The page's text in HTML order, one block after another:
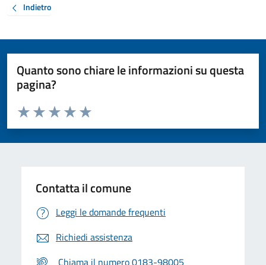
Indietro
Quanto sono chiare le informazioni su questa
pagina?
Valuta da 1 a 5 stelle la pagina
Valuta 5 stelle su 5
Valuta 4 stelle su 5
Valuta 3 stelle su 5
Valuta 2 stelle su 5
Valuta 1 stelle su 5
Contatta il comune
Leggi le domande frequenti
Richiedi assistenza
Chiama il numero 0183-98005